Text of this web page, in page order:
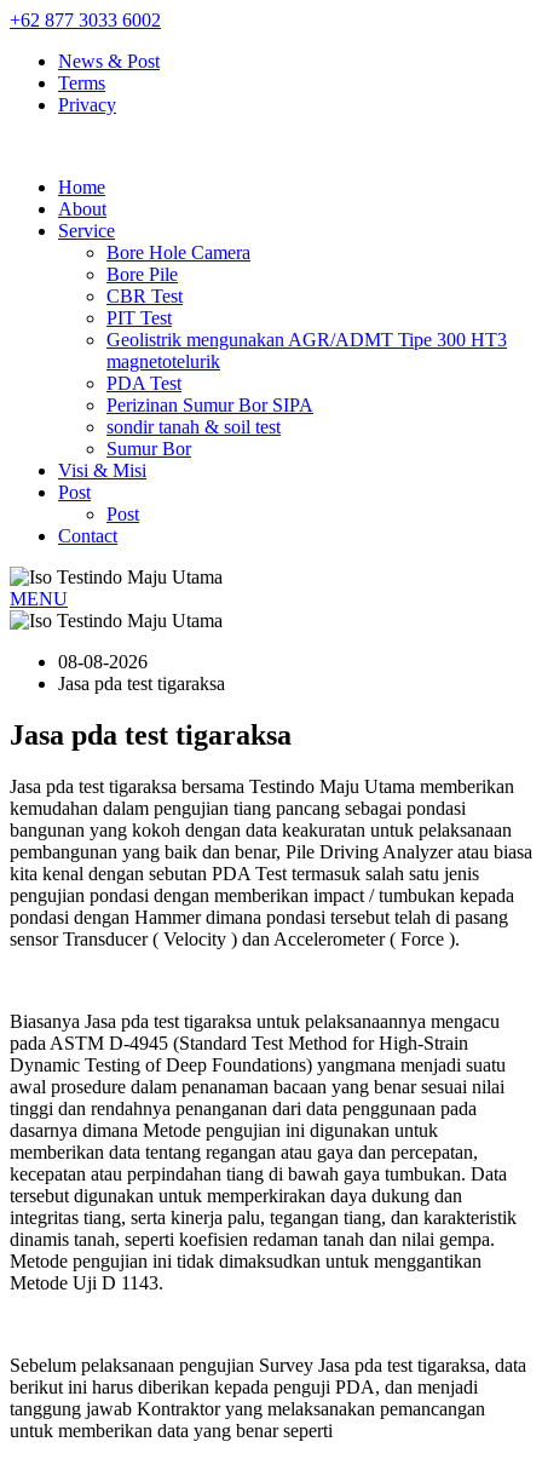
+62 877 3033 6002
News & Post
Terms
Privacy
Home
About
Service
Bore Hole Camera
Bore Pile
CBR Test
PIT Test
Geolistrik mengunakan AGR/ADMT Tipe 300 HT3
magnetotelurik
PDA Test
Perizinan Sumur Bor SIPA
sondir tanah & soil test
Sumur Bor
Visi & Misi
Post
Post
Contact
MENU
08-08-2026
Jasa pda test tigaraksa
Jasa pda test tigaraksa
Jasa pda test tigaraksa bersama Testindo Maju Utama memberikan
kemudahan dalam pengujian tiang pancang sebagai pondasi
bangunan yang kokoh dengan data keakuratan untuk pelaksanaan
pembangunan yang baik dan benar, Pile Driving Analyzer atau biasa
kita kenal dengan sebutan PDA Test termasuk salah satu jenis
pengujian pondasi dengan memberikan impact / tumbukan kepada
pondasi dengan Hammer dimana pondasi tersebut telah di pasang
sensor Transducer ( Velocity ) dan Accelerometer ( Force ).
Biasanya Jasa pda test tigaraksa untuk pelaksanaannya mengacu
pada ASTM D-4945 (Standard Test Method for High-Strain
Dynamic Testing of Deep Foundations) yangmana menjadi suatu
awal prosedure dalam penanaman bacaan yang benar sesuai nilai
tinggi dan rendahnya penanganan dari data penggunaan pada
dasarnya dimana Metode pengujian ini digunakan untuk
memberikan data tentang regangan atau gaya dan percepatan,
kecepatan atau perpindahan tiang di bawah gaya tumbukan. Data
tersebut digunakan untuk memperkirakan daya dukung dan
integritas tiang, serta kinerja palu, tegangan tiang, dan karakteristik
dinamis tanah, seperti koefisien redaman tanah dan nilai gempa.
Metode pengujian ini tidak dimaksudkan untuk menggantikan
Metode Uji D 1143.
Sebelum pelaksanaan pengujian Survey Jasa pda test tigaraksa, data
berikut ini harus diberikan kepada penguji PDA, dan menjadi
tanggung jawab Kontraktor yang melaksanakan pemancangan
untuk memberikan data yang benar seperti